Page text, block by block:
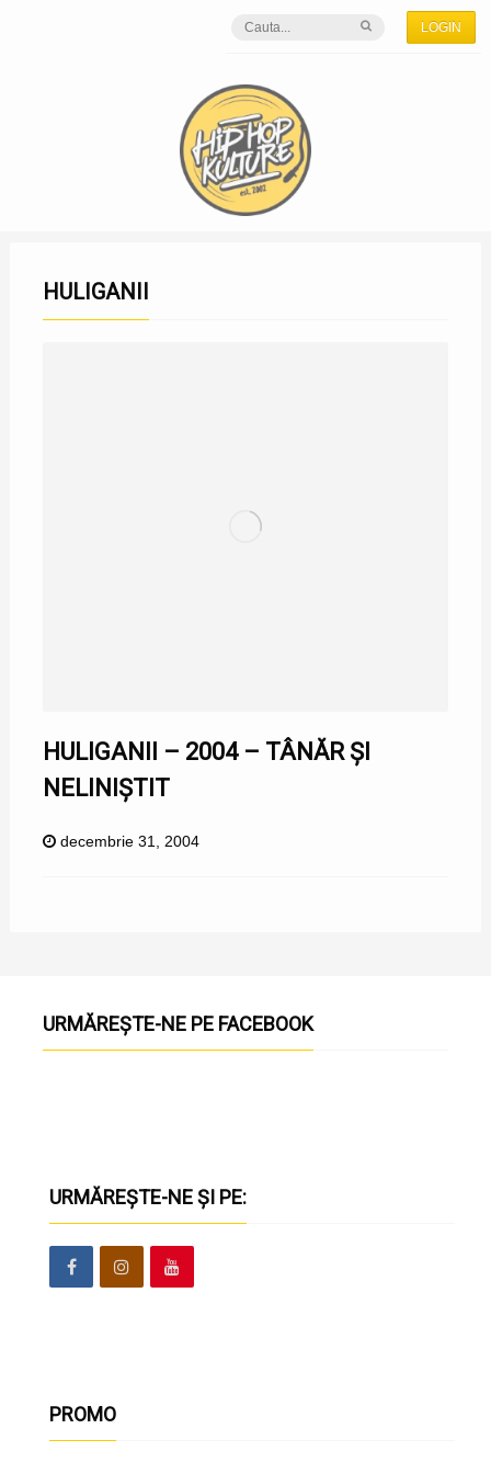
LOGIN
HULIGANII
HULIGANII – 2004 – TÂNĂR ȘI
NELINIȘTIT
decembrie 31, 2004
URMĂREȘTE-NE PE FACEBOOK
URMĂREȘTE-NE ȘI PE:
PROMO